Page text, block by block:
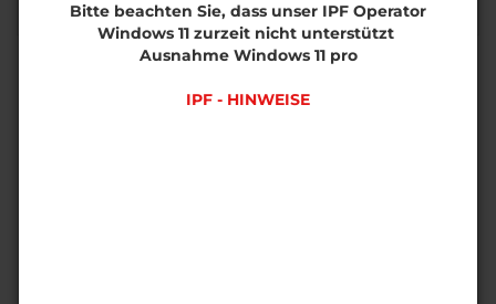
Bitte beachten Sie, dass unser IPF Operator
Windows 11 zurzeit nicht unterstützt
Ausnahme Windows 11 pro
IPF - HINWEISE